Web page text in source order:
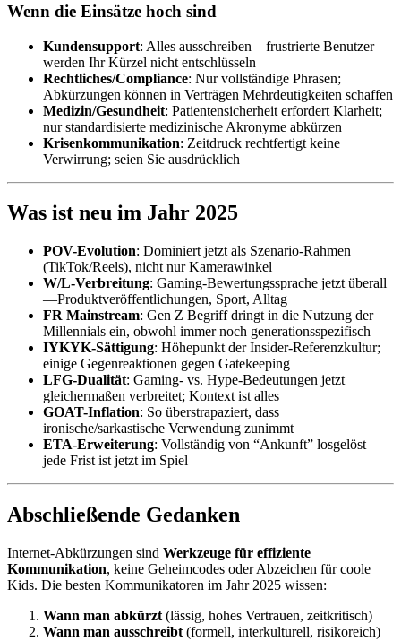
Wenn die Einsätze hoch sind
Kundensupport: Alles ausschreiben – frustrierte Benutzer
werden Ihr Kürzel nicht entschlüsseln
Rechtliches/Compliance: Nur vollständige Phrasen;
Abkürzungen können in Verträgen Mehrdeutigkeiten schaffen
Medizin/Gesundheit: Patientensicherheit erfordert Klarheit;
nur standardisierte medizinische Akronyme abkürzen
Krisenkommunikation: Zeitdruck rechtfertigt keine
Verwirrung; seien Sie ausdrücklich
Was ist neu im Jahr 2025
POV-Evolution: Dominiert jetzt als Szenario-Rahmen
(TikTok/Reels), nicht nur Kamerawinkel
W/L-Verbreitung: Gaming-Bewertungssprache jetzt überall
—Produktveröffentlichungen, Sport, Alltag
FR Mainstream: Gen Z Begriff dringt in die Nutzung der
Millennials ein, obwohl immer noch generationsspezifisch
IYKYK-Sättigung: Höhepunkt der Insider-Referenzkultur;
einige Gegenreaktionen gegen Gatekeeping
LFG-Dualität: Gaming- vs. Hype-Bedeutungen jetzt
gleichermaßen verbreitet; Kontext ist alles
GOAT-Inflation: So überstrapaziert, dass
ironische/sarkastische Verwendung zunimmt
ETA-Erweiterung: Vollständig von “Ankunft” losgelöst—
jede Frist ist jetzt im Spiel
Abschließende Gedanken
Internet-Abkürzungen sind Werkzeuge für effiziente
Kommunikation, keine Geheimcodes oder Abzeichen für coole
Kids. Die besten Kommunikatoren im Jahr 2025 wissen:
Wann man abkürzt (lässig, hohes Vertrauen, zeitkritisch)
Wann man ausschreibt (formell, interkulturell, risikoreich)